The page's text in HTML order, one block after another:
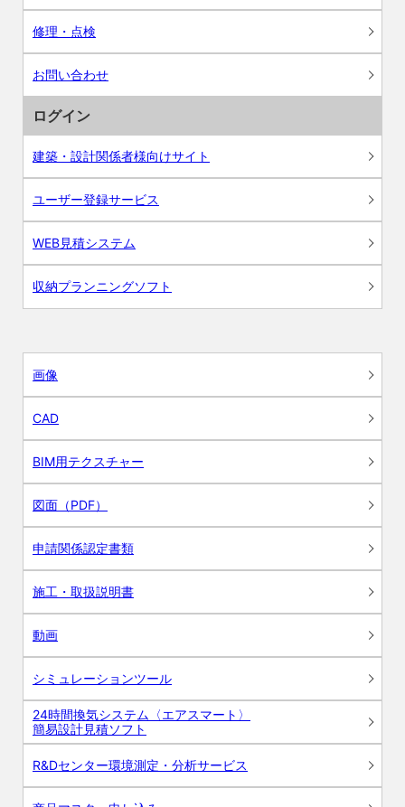
修理・点検
お問い合わせ
ログイン
建築・設計関係者様向けサイト
ユーザー登録サービス
WEB見積システム
収納プランニングソフト
画像
CAD
BIM用テクスチャー
図面（PDF）
申請関係認定書類
施工・取扱説明書
動画
シミュレーションツール
24時間換気システム〈エアスマート〉
簡易設計見積ソフト
R&Dセンター環境測定・分析サービス